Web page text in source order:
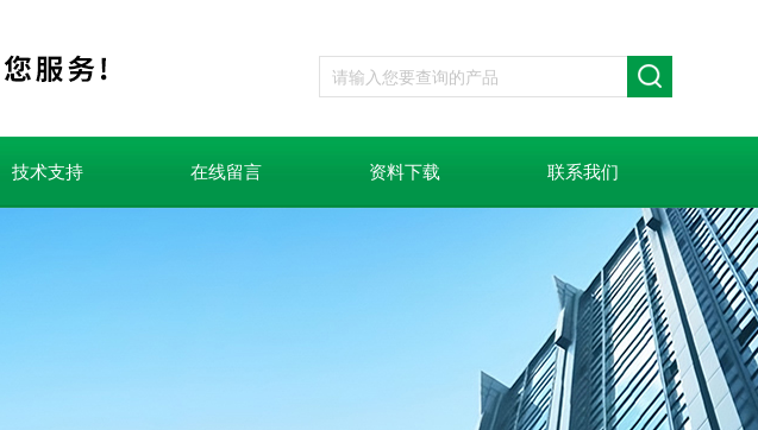
技术支持 在线留言 资料下载 联系我们